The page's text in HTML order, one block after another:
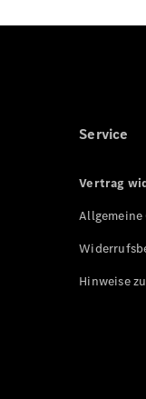
Service
Vertrag
Allgemeine
Hinweise